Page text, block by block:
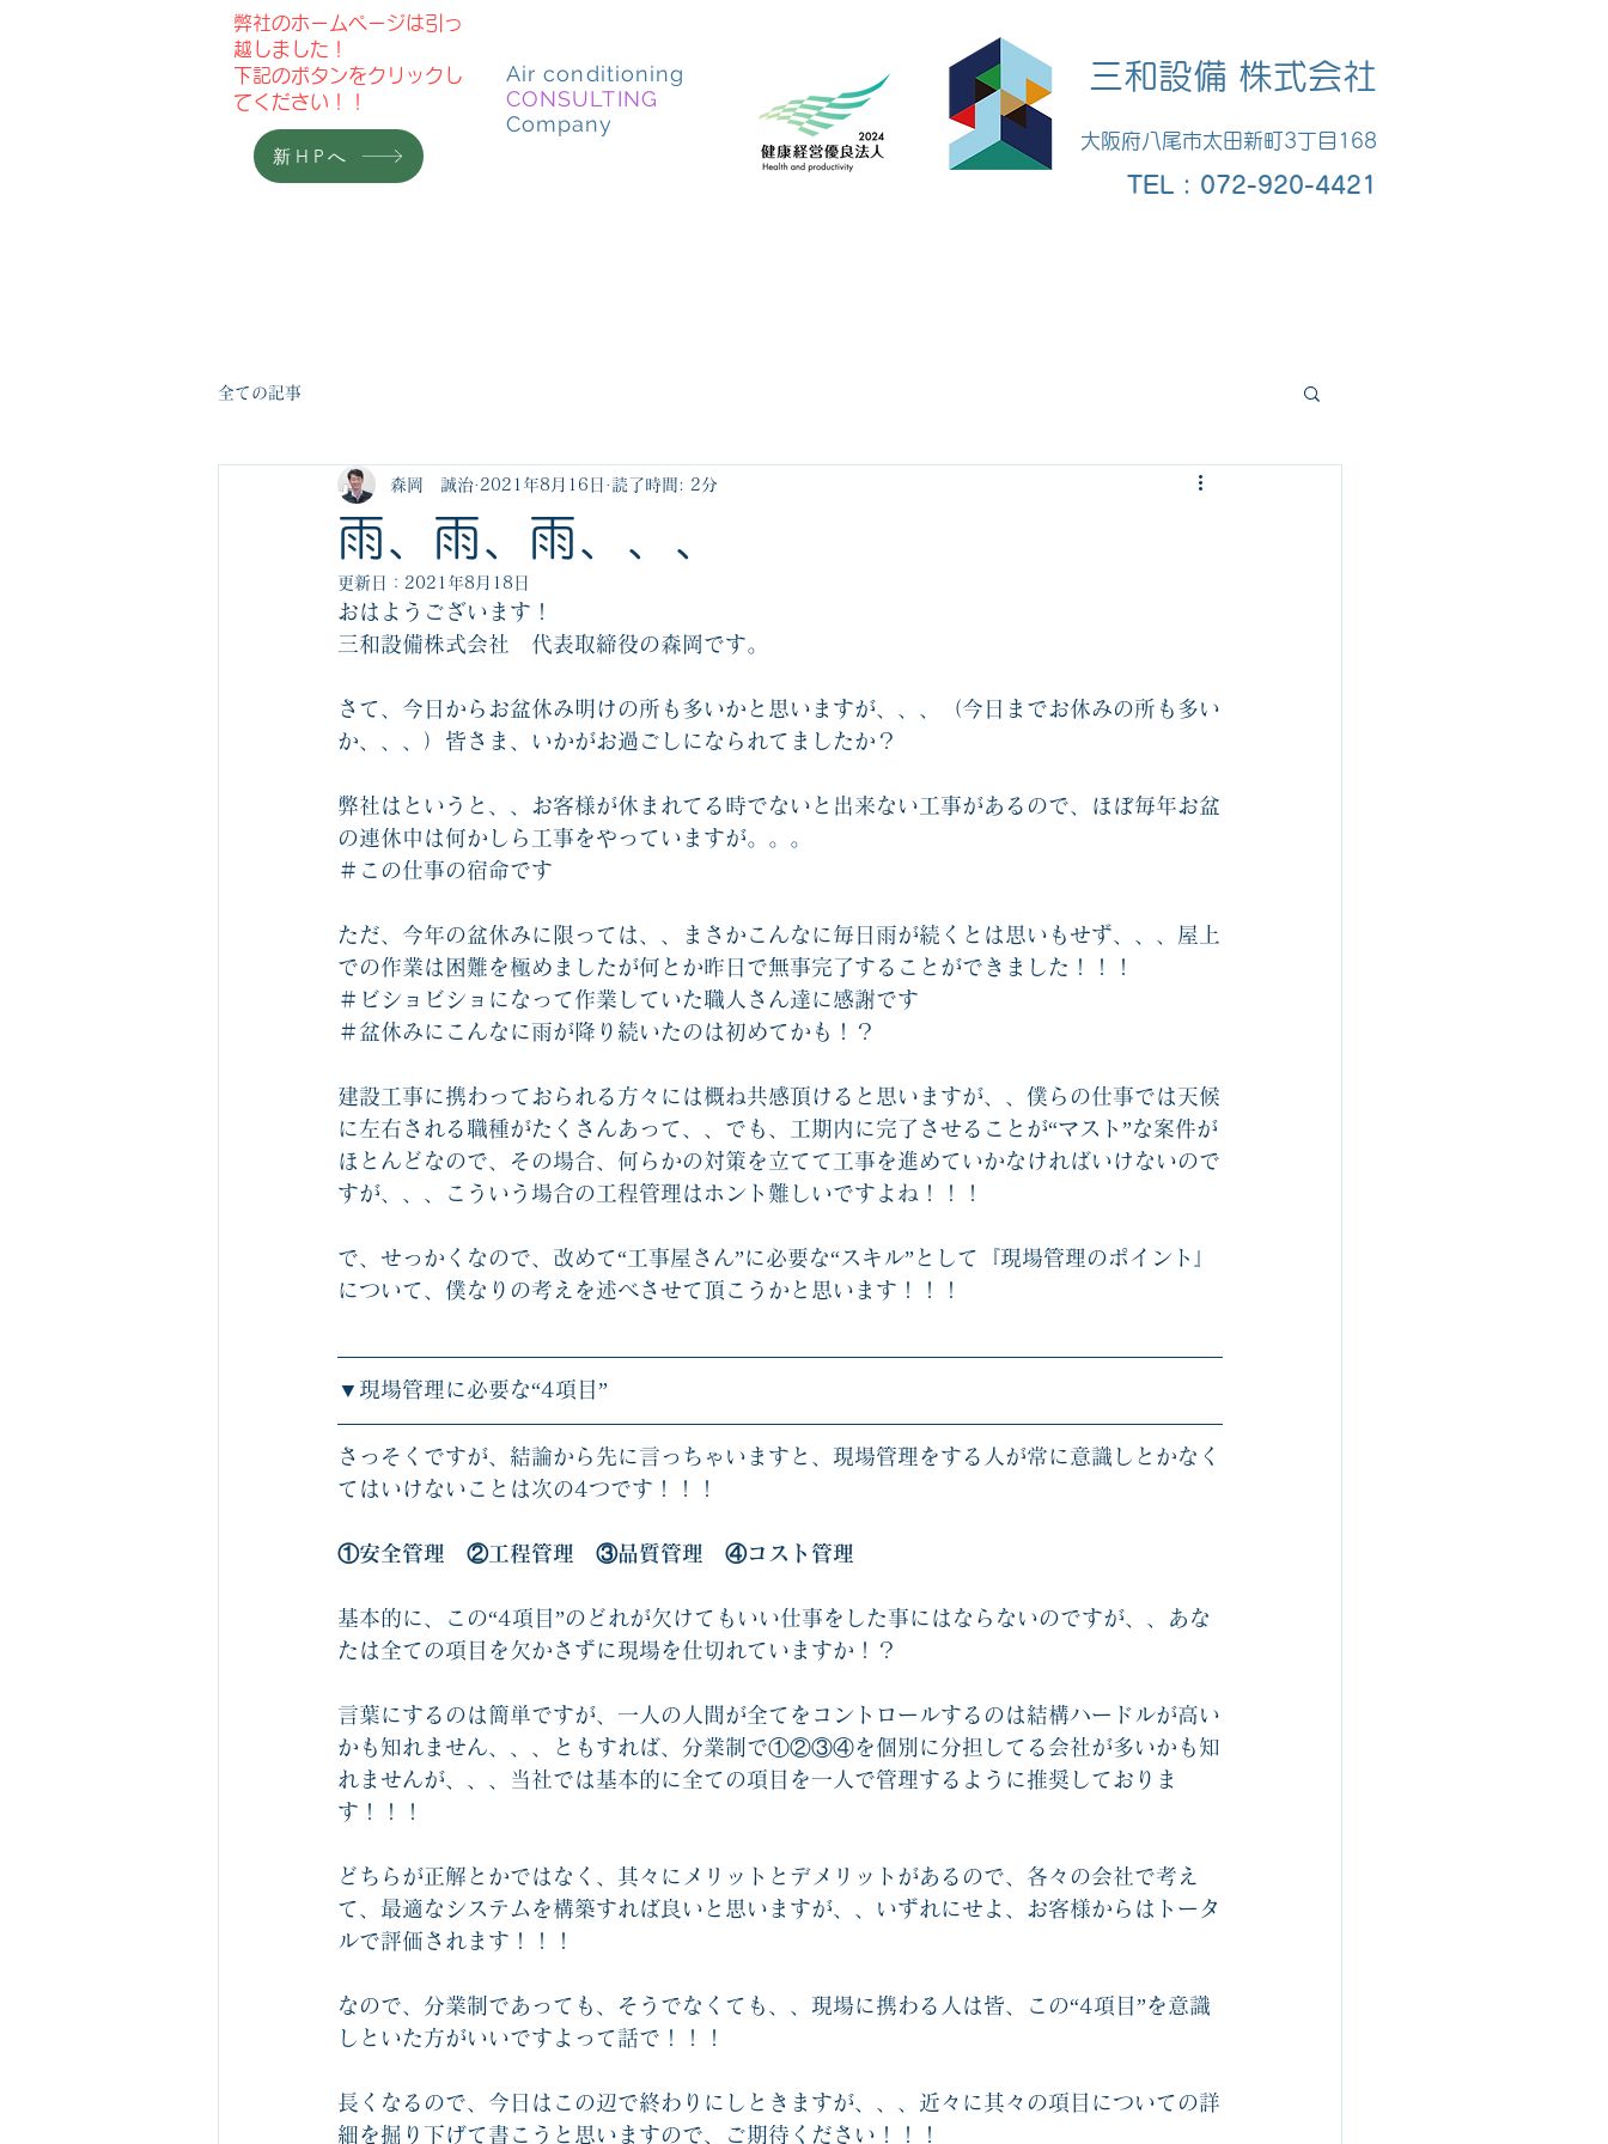
弊社のホームページは引っ
越しました！
​下記のボタンをクリックし
てください！！
新HPへ
Air conditioning
CONSULTING
Company
三和設備 株式会社
大阪府八尾市太田新町3丁目168
​TEL : 072-920-4421
全ての記事
雨、雨、雨、、、
森岡 誠治 2021年8月16日 読了時間: 2分
更新日： 2021年8月18日
おはようございます！
三和設備株式会社　代表取締役の森岡です。
さて、今日からお盆休み明けの所も多いかと思いますが、、、（今日までお休みの所も多い
か、、、）皆さま、いかがお過ごしになられてましたか？
弊社はというと、、お客様が休まれてる時でないと出来ない工事があるので、ほぼ毎年お盆
の連休中は何かしら工事をやっていますが。。。
＃この仕事の宿命です
ただ、今年の盆休みに限っては、、まさかこんなに毎日雨が続くとは思いもせず、、、屋上
での作業は困難を極めましたが何とか昨日で無事完了することができました！！！
＃ビショビショになって作業していた職人さん達に感謝です
＃盆休みにこんなに雨が降り続いたのは初めてかも！？
建設工事に携わっておられる方々には概ね共感頂けると思いますが、、僕らの仕事では天候
に左右される職種がたくさんあって、、でも、工期内に完了させることが“マスト”な案件が
ほとんどなので、その場合、何らかの対策を立てて工事を進めていかなければいけないので
すが、、、こういう場合の工程管理はホント難しいですよね！！！
で、せっかくなので、改めて“工事屋さん”に必要な“スキル”として『現場管理のポイント』
について、僕なりの考えを述べさせて頂こうかと思います！！！
▼現場管理に必要な“4項目”
さっそくですが、結論から先に言っちゃいますと、現場管理をする人が常に意識しとかなく
てはいけないことは次の4つです！！！
①安全管理　②工程管理　③品質管理　④コスト管理
基本的に、この“4項目”のどれが欠けてもいい仕事をした事にはならないのですが、、あな
たは全ての項目を欠かさずに現場を仕切れていますか！？
言葉にするのは簡単ですが、一人の人間が全てをコントロールするのは結構ハードルが高い
かも知れません、、、ともすれば、分業制で①②③④を個別に分担してる会社が多いかも知
れませんが、、、当社では基本的に全ての項目を一人で管理するように推奨しておりま
す！！！
どちらが正解とかではなく、其々にメリットとデメリットがあるので、各々の会社で考え
て、最適なシステムを構築すれば良いと思いますが、、いずれにせよ、お客様からはトータ
ルで評価されます！！！
なので、分業制であっても、そうでなくても、、現場に携わる人は皆、この“4項目”を意識
しといた方がいいですよって話で！！！
長くなるので、今日はこの辺で終わりにしときますが、、、近々に其々の項目についての詳
細を掘り下げて書こうと思いますので、ご期待ください！！！